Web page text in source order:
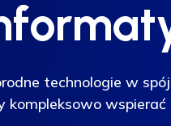
technologie w
kompleksowo
technologie w
kompleksowo
technologie w
kompleksowo